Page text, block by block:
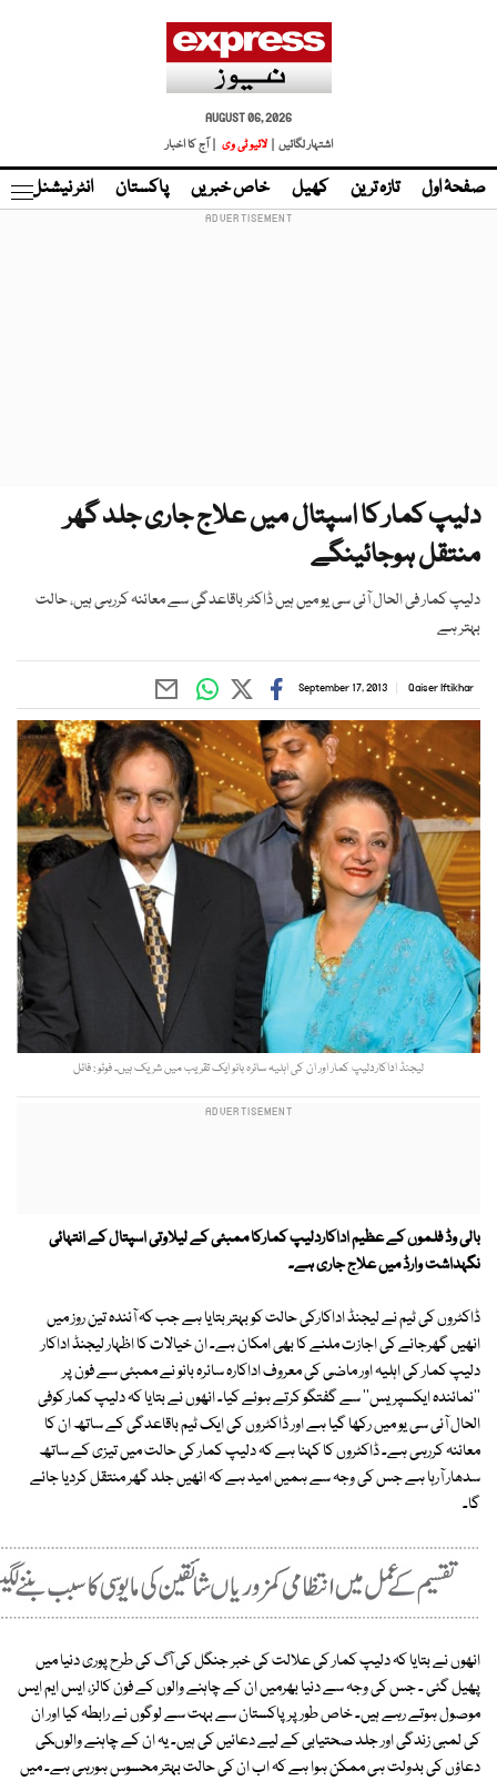
AUGUST 06, 2026
اشتہار لگائیں |
لائیو ٹی وی | آج کا اخبار
صفحۂ اول تازہ ترین کھیل خاص خبریں پاکستان انٹر نیشنل
دلیپ کمار کا اسپتال میں علاج جاری جلد گھر
منتقل ہوجائینگے
دلیپ کمار فی الحال آئی سی یو میں ہیں ڈاکٹر باقاعدگی سے معائنہ کررہی ہیں، حالت
بہتر ہے
Qaiser Iftikhar
September 17, 2013
لیجنڈ اداکاردلیپ کمار اور ان کی اہلیہ سائرہ بانو ایک تقریب میں شریک ہیں۔ فوٹو : فائل
بالی وڈ فلموں کے عظیم اداکاردلیپ کمارکا ممبئی کے لیلاوتی اسپتال کے انتہائی
نگہداشت وارڈ میں علاج جاری ہے۔
ڈاکٹروں کی ٹیم نے لیجنڈ اداکارکی حالت کو بہتر بتایا ہے جب کہ آئندہ تین روز میں
انھیں گھرجانے کی اجازت ملنے کا بھی امکان ہے۔ ان خیالات کا اظہار لیجنڈ اداکار
دلیپ کمار کی اہلیہ اور ماضی کی معروف اداکارہ سائرہ بانو نے ممبئی سے فون پر
''نمائندہ ایکسپریس'' سے گفتگو کرتے ہوئے کیا۔ انھوں نے بتایا کہ دلیپ کمار کوفی
الحال آئی سی یو میں رکھا گیا ہے اور ڈاکٹروں کی ایک ٹیم باقاعدگی کے ساتھ ان کا
معائنہ کررہی ہے۔ ڈاکٹروں کا کہنا ہے کہ دلیپ کمار کی حالت میں تیزی کے ساتھ
سدھار آرہا ہے جس کی وجہ سے ہمیں امید ہے کہ انھیں جلد گھر منتقل کردیا جائے
گا۔
انھوں نے بتایا کہ دلیپ کمار کی علالت کی خبر جنگل کی آگ کی طرح پوری دنیا میں
پھیل گئی ۔ جس کی وجہ سے دنیا بھرمیں ان کے چاہنے والوں کے فون کالز، ایس ایم ایس
موصول ہوتے رہے ہیں۔ خاص طورپرپاکستان سے بہت سے لوگوں نے رابطہ کیا اور ان
کی لمبی زندگی اور جلد صحتیابی کے لیے دعائیں کی ہیں۔ یہ ان کے چاہنے والوںکی
دعاؤں کی بدولت ہی ممکن ہوا ہے کہ اب ان کی حالت بہتر محسوس ہورہی ہے۔ میں